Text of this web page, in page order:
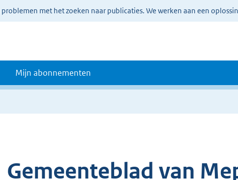
met het zoeken naar publicaties. We werken aan een
Mijn abonnementen
Gemeenteblad van